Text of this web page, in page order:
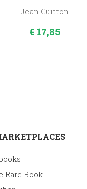
Jean Guitton
€ 17,85
Rare Book